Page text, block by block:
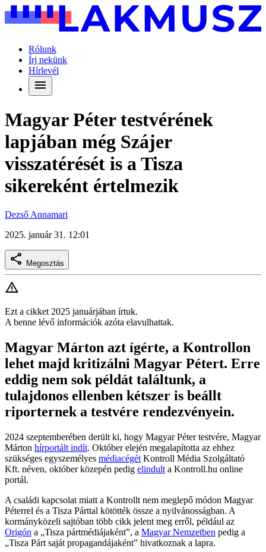
Rólunk
Írj nekünk
Hírlevél
Magyar Péter testvérének
lapjában még Szájer
visszatérését is a Tisza
sikereként értelmezik
Dezső Annamari
2025. január 31. 12:01
Megosztás
Ezt a cikket 2025 januárjában írtuk.
A benne lévő információk azóta elavulhattak.
Magyar Márton azt ígérte, a Kontrollon
lehet majd kritizálni Magyar Pétert. Erre
eddig nem sok példát találtunk, a
tulajdonos ellenben kétszer is beállt
riporternek a testvére rendezvényein.
2024 szeptemberében derült ki, hogy Magyar Péter testvére, Magyar
Márton hírportált indít. Október elején megalapította az ehhez
szükséges egyszemélyes médiacégét Kontroll Média Szolgáltató
Kft. néven, október közepén pedig elindult a Kontroll.hu online
portál.
A családi kapcsolat miatt a Kontrollt nem meglepő módon Magyar
Péterrel és a Tisza Párttal kötötték össze a nyilvánosságban. A
kormányközeli sajtóban több cikk jelent meg erről, például az
Origón a „Tisza pártmédiájaként”, a Magyar Nemzetben pedig a
„Tisza Párt saját propagandájaként” hivatkoznak a lapra.